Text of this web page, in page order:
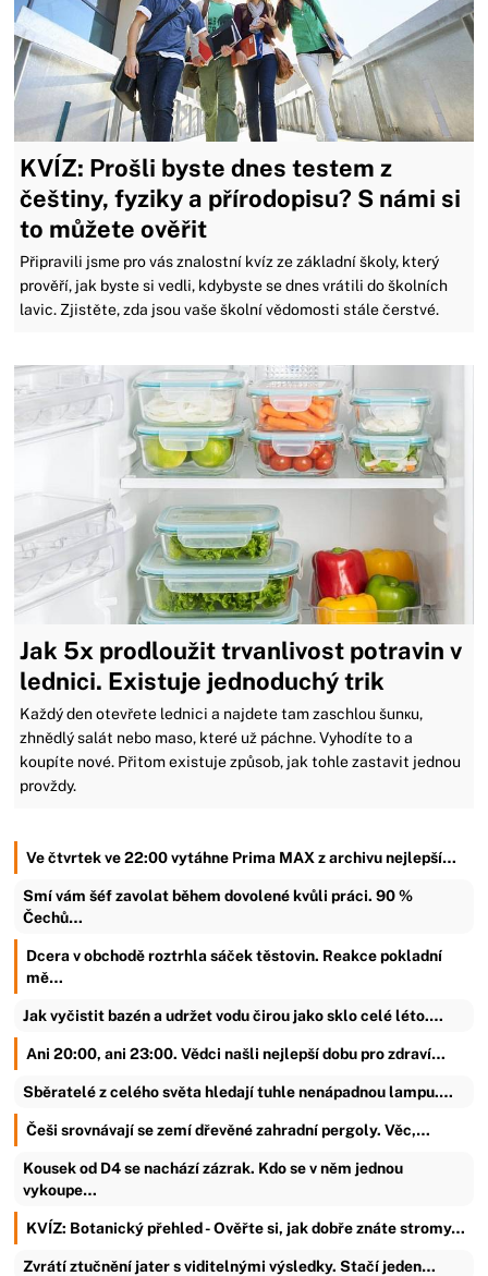
KVÍZ: Prošli byste dnes testem z
češtiny, fyziky a přírodopisu? S námi si
to můžete ověřit
Připravili jsme pro vás znalostní kvíz ze základní školy, který
prověří, jak byste si vedli, kdybyste se dnes vrátili do školních
lavic. Zjistěte, zda jsou vaše školní vědomosti stále čerstvé.
Jak 5x prodloužit trvanlivost potravin v
lednici. Existuje jednoduchý trik
Každý den otevřete lednici a najdete tam zaschlou šunкu,
zhnědlý salát nebo maso, které už páchne. Vyhodíte to a
koupíte nové. Přitom existuje způsob, jak tohle zastavit jednou
provždy.
Ve čtvrtek ve 22:00 vytáhne Prima MAX z archivu nejlepší…
Smí vám šéf zavolat během dovolené kvůli práci. 90 %
Čechů…
Dcera v obchodě roztrhla sáček těstovin. Reakce pokladní
mě…
Jak vyčistit bazén a udržet vodu čirou jako sklo celé léto.…
Ani 20:00, ani 23:00. Vědci našli nejlepší dobu pro zdraví…
Sběratelé z celého světa hledají tuhle nenápadnou lampu.…
Češi srovnávají se zemí dřevěné zahradní pergoly. Věc,…
Kousek od D4 se nachází zázrak. Kdo se v něm jednou
vykoupe…
KVÍZ: Botanický přehled - Ověřte si, jak dobře znáte stromy…
Zvrátí ztučnění jater s viditelnými výsledky. Stačí jeden…